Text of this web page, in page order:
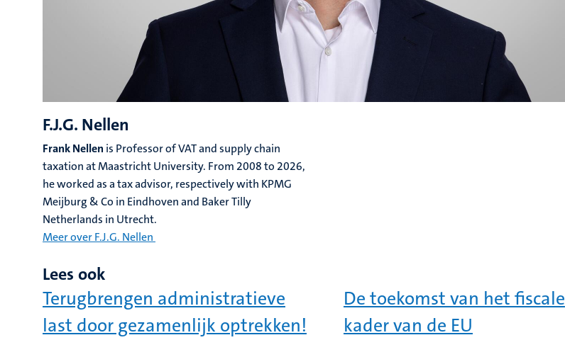
F.J.G. Nellen
Frank Nellen is Professor of VAT and supply chain
taxation at Maastricht University. From 2008 to 2026,
he worked as a tax advisor, respectively with KPMG
Meijburg & Co in Eindhoven and Baker Tilly
Netherlands in Utrecht.
Meer over F.J.G. Nellen
Lees ook
Terugbrengen administratieve
last door gezamenlijk optrekken!
De toekomst van het fiscale
kader van de EU